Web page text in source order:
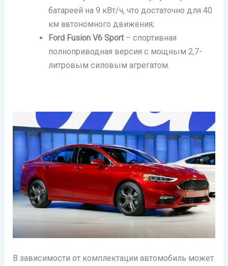
батареей на 9 кВт/ч, что достаточно для 40
км автономного движения;
Ford Fusion V6 Sport– спортивная
полноприводная версия с мощным 2,7-
литровым силовым агрегатом.
В зависимости от комплектации автомобиль может